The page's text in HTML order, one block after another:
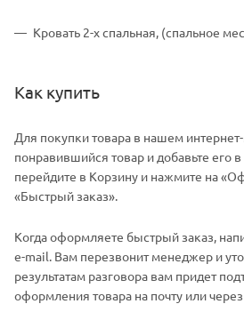
Кровать 2-х спальная, (cпальное
Как купить
Для покупки товара в нашем
понравившийся товар и добавьте его
перейдите в Корзину и нажмите на
«Быстрый заказ».
Когда оформляете быстрый заказ,
e-mail. Вам перезвонит менеджер и
результатам разговора вам придет
оформления товара на почту или